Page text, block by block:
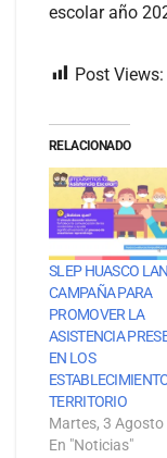
escolar año
Post Views:
RELACIONADO
SLEP HUASCO
CAMPAÑA PARA
PROMOVER LA
ASISTENCIA
EN LOS
TERRITORIO
Martes, 3 Agosto
En "Noticias"